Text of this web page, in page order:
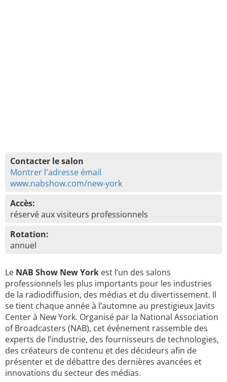
Contacter le salon
Montrer l'adresse émail
www.nabshow.com/new-york
Accès:
réservé aux visiteurs professionnels
Rotation:
annuel
Le NAB Show New York est l’un des salons
professionnels les plus importants pour les industries
de la radiodiffusion, des médias et du divertissement. Il
se tient chaque année à l’automne au prestigieux Javits
Center à New York. Organisé par la National Association
of Broadcasters (NAB), cet événement rassemble des
experts de l’industrie, des fournisseurs de technologies,
des créateurs de contenu et des décideurs afin de
présenter et de débattre des dernières avancées et
innovations du secteur des médias.